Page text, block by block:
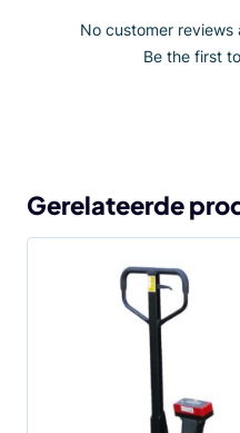
No customer
Be the first
Gerelateerde